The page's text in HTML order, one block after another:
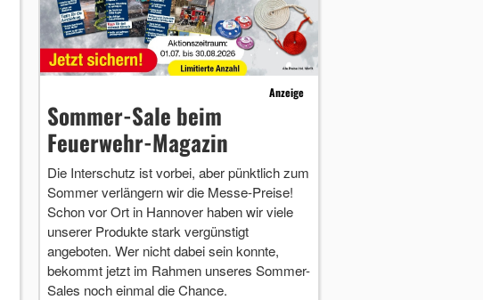
Anzeige
Sommer-Sale beim
Feuerwehr-Magazin
Die Interschutz ist vorbei, aber pünktlich zum
Sommer verlängern wir die Messe-Preise!
Schon vor Ort in Hannover haben wir viele
unserer Produkte stark vergünstigt
angeboten. Wer nicht dabei sein konnte,
bekommt jetzt im Rahmen unseres Sommer-
Sales noch einmal die Chance.